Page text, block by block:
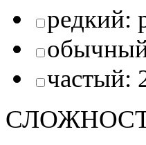
редкий:
частый: